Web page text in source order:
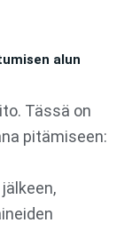
alun
Tässä on
pitämiseen: